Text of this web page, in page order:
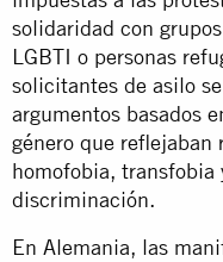
solidaridad con
LGBTI o personas
solicitantes de asilo
argumentos basados
género que
homofobia, transfobia
discriminación.
En Alemania, las